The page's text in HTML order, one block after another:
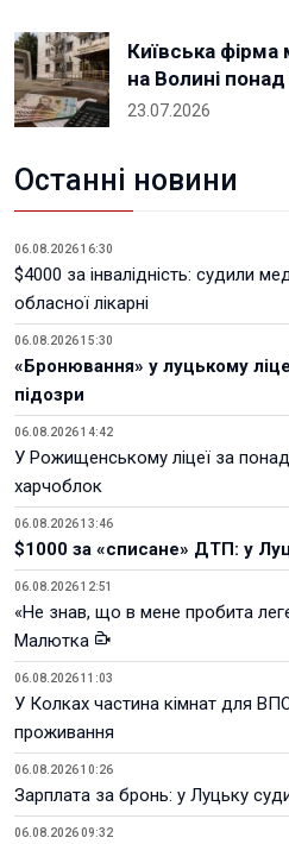
Київська
на Волині
23.07.2026
Останні новини
06.08.2026 16:30
$4000 за інвалідність: судили
обласної лікарні
06.08.2026 15:30
«Бронювання» у луцькому
підозри
06.08.2026 14:42
У Рожищенському ліцеї за
харчоблок
06.08.2026 13:46
$1000 за «списане» ДТП: у
06.08.2026 12:51
«Не знав, що в мене пробита
Малютка
06.08.2026 11:03
У Колках частина кімнат для
проживання
06.08.2026 10:26
Зарплата за бронь: у Луцьку
06.08.2026 09:32